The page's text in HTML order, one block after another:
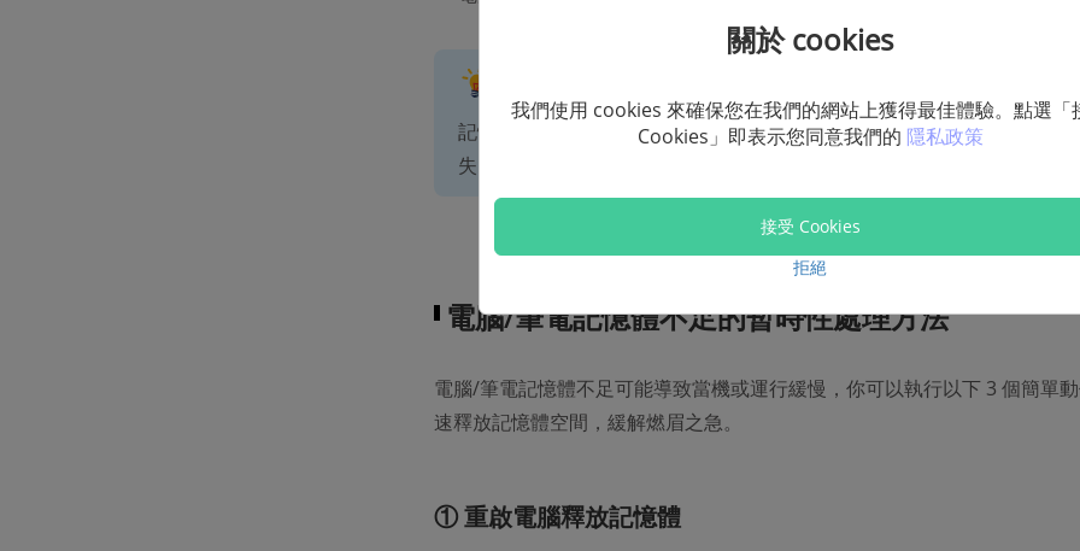
記憶體 RAM 不足可能導致系統卡頓甚至無回應，進而造成未存檔的資料遺
失，此時需緊急使用
電腦/筆電記憶體不足的暫時性處理方法
電腦/筆電記憶體不足可能導致當機或運行緩慢，你可以執行以下 3 個簡單
速釋放記憶體空間，緩解燃眉之急。
① 重啟電腦釋放記憶體
關於 cookies
我們使用 cookies 來確保您在我們的網站上獲得最佳體驗。點選「
Cookies」即表示您同意我們的 隱私政策
接受 Cookies
拒絕